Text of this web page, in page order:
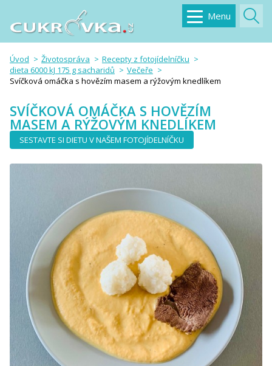
Menu
Úvod Životospráva
Recepty z fotojídelníčku
dieta 6000 kJ 175 g sacharidů
Večeře
Svíčková omáčka s hovězím masem a rýžovým knedlíkem
SVÍČKOVÁ OMÁČKA S HOVĚZÍM
MASEM A RÝŽOVÝM KNEDLÍKEM
SESTAVTE SI DIETU V NAŠEM FOTOJÍDELNÍČKU